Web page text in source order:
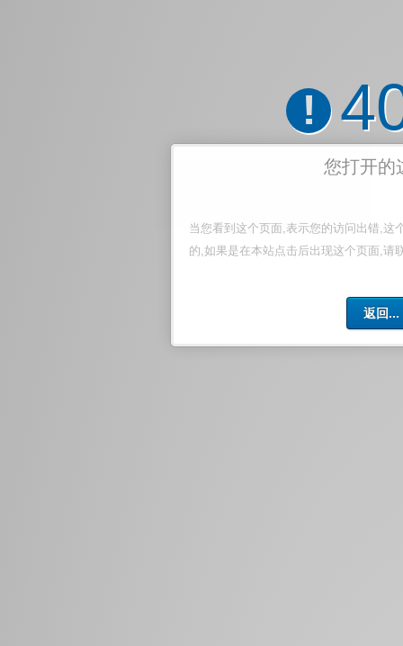
!
您打开的
当您看到这个页面,表示您的访问出错,这
的,如果是在本站点击后出现这个页面,请
返回...